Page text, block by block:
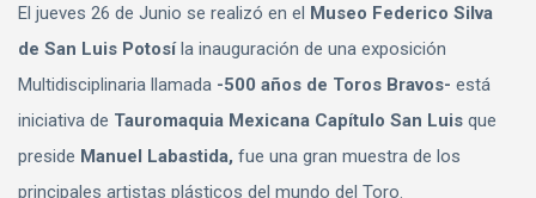
El jueves 26 de Junio se realizó en el Museo Federico Silva
de San Luis Potosíla inauguración de una exposición
Multidisciplinaria llamada -500 años de Toros Bravos- está
iniciativa de Tauromaquia Mexicana Capítulo San Luis que
preside Manuel Labastida, fue una gran muestra de los
principales artistas plásticos del mundo del Toro.